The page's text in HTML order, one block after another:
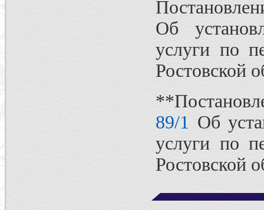
Об
услуги по
Ростовской
89/1 Об
услуги по
Ростовской